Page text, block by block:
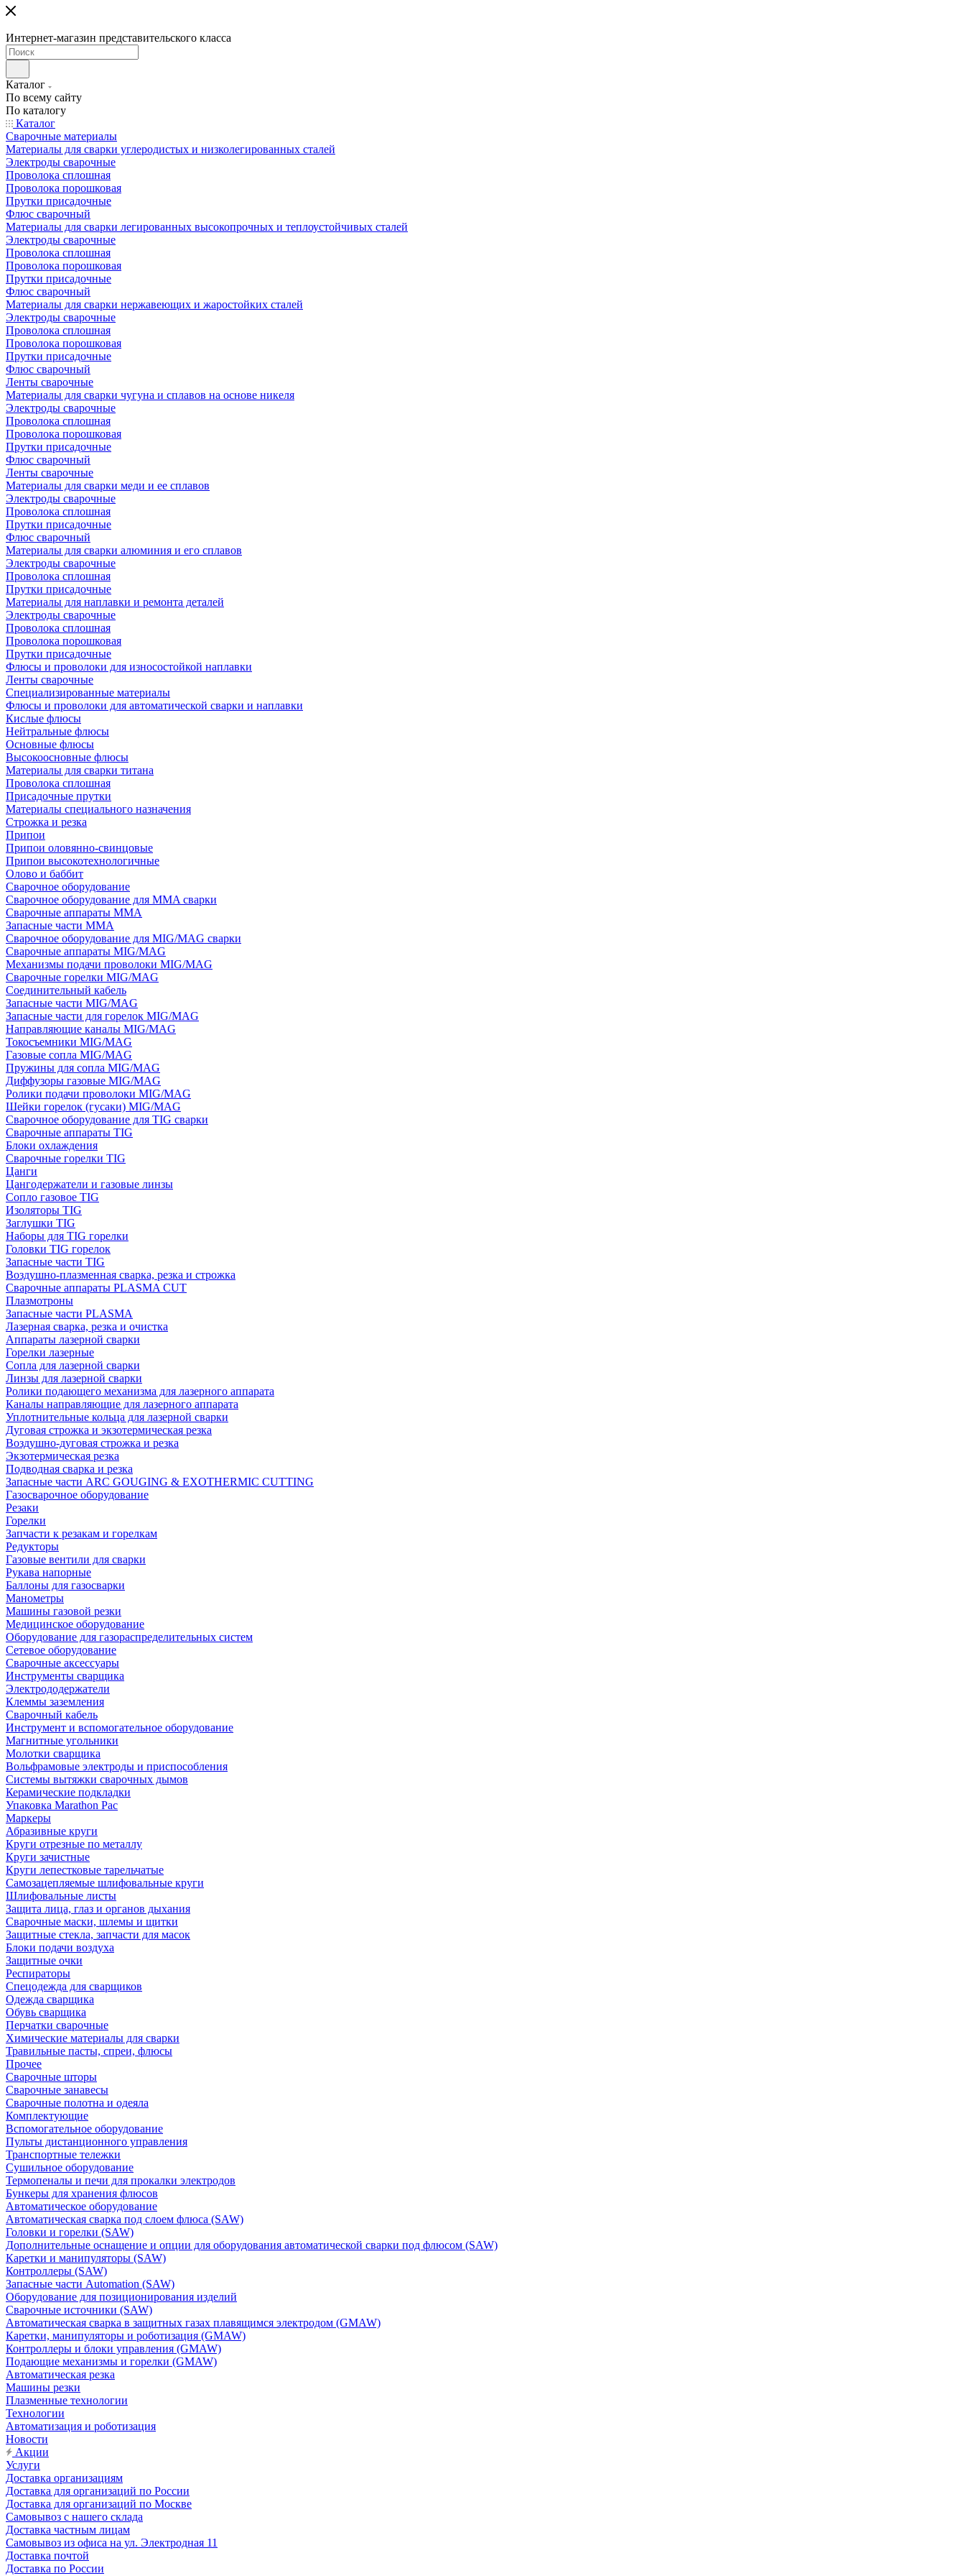
Интернет-магазин представительского класса
Каталог
По всему сайту
По каталогу
Каталог
Сварочные материалы
Материалы для сварки углеродистых и низколегированных сталей
Электроды сварочные
Проволока сплошная
Проволока порошковая
Прутки присадочные
Флюс сварочный
Материалы для сварки легированных высокопрочных и теплоустойчивых сталей
Электроды сварочные
Проволока сплошная
Проволока порошковая
Прутки присадочные
Флюс сварочный
Материалы для сварки нержавеющих и жаростойких сталей
Электроды сварочные
Проволока сплошная
Проволока порошковая
Прутки присадочные
Флюс сварочный
Ленты сварочные
Материалы для сварки чугуна и сплавов на основе никеля
Электроды сварочные
Проволока сплошная
Проволока порошковая
Прутки присадочные
Флюс сварочный
Ленты сварочные
Материалы для сварки меди и ее сплавов
Электроды сварочные
Проволока сплошная
Прутки присадочные
Флюс сварочный
Материалы для сварки алюминия и его сплавов
Электроды сварочные
Проволока сплошная
Прутки присадочные
Материалы для наплавки и ремонта деталей
Электроды сварочные
Проволока сплошная
Проволока порошковая
Прутки присадочные
Флюсы и проволоки для износостойкой наплавки
Ленты сварочные
Специализированные материалы
Флюсы и проволоки для автоматической сварки и наплавки
Кислые флюсы
Нейтральные флюсы
Основные флюсы
Высокоосновные флюсы
Материалы для сварки титана
Проволока сплошная
Присадочные прутки
Материалы специального назначения
Строжка и резка
Припои
Припои оловянно-свинцовые
Припои высокотехнологичные
Олово и баббит
Сварочное оборудование
Сварочное оборудование для MMA сварки
Сварочные аппараты MMA
Запасные части MMA
Сварочное оборудование для MIG/MAG сварки
Сварочные аппараты MIG/MAG
Механизмы подачи проволоки MIG/MAG
Сварочные горелки MIG/MAG
Соединительный кабель
Запасные части MIG/MAG
Запасные части для горелок MIG/MAG
Направляющие каналы MIG/MAG
Токосъемники MIG/MAG
Газовые сопла MIG/MAG
Пружины для сопла MIG/MAG
Диффузоры газовые MIG/MAG
Ролики подачи проволоки MIG/MAG
Шейки горелок (гусаки) MIG/MAG
Сварочное оборудование для TIG сварки
Сварочные аппараты TIG
Блоки охлаждения
Сварочные горелки TIG
Цанги
Цангодержатели и газовые линзы
Сопло газовое TIG
Изоляторы TIG
Заглушки TIG
Наборы для TIG горелки
Головки TIG горелок
Запасные части TIG
Воздушно-плазменная сварка, резка и строжка
Сварочные аппараты PLASMA CUT
Плазмотроны
Запасные части PLASMA
Лазерная сварка, резка и очистка
Аппараты лазерной сварки
Горелки лазерные
Сопла для лазерной сварки
Линзы для лазерной сварки
Ролики подающего механизма для лазерного аппарата
Каналы направляющие для лазерного аппарата
Уплотнительные кольца для лазерной сварки
Дуговая строжка и экзотермическая резка
Воздушно-дуговая строжка и резка
Экзотермическая резка
Подводная сварка и резка
Запасные части ARC GOUGING & EXOTHERMIC CUTTING
Газосварочное оборудование
Резаки
Горелки
Запчасти к резакам и горелкам
Редукторы
Газовые вентили для сварки
Рукава напорные
Баллоны для газосварки
Манометры
Машины газовой резки
Медицинское оборудование
Оборудование для газораспределительных систем
Сетевое оборудование
Сварочные аксессуары
Инструменты сварщика
Электрододержатели
Клеммы заземления
Сварочный кабель
Инструмент и вспомогательное оборудование
Магнитные угольники
Молотки сварщика
Вольфрамовые электроды и приспособления
Системы вытяжки сварочных дымов
Керамические подкладки
Упаковка Marathon Pac
Маркеры
Абразивные круги
Круги отрезные по металлу
Круги зачистные
Круги лепестковые тарельчатые
Самозацепляемые шлифовальные круги
Шлифовальные листы
Защита лица, глаз и органов дыхания
Сварочные маски, шлемы и щитки
Защитные стекла, запчасти для масок
Блоки подачи воздуха
Защитные очки
Респираторы
Спецодежда для сварщиков
Одежда сварщика
Обувь сварщика
Перчатки сварочные
Химические материалы для сварки
Травильные пасты, спреи, флюсы
Прочее
Сварочные шторы
Сварочные занавесы
Сварочные полотна и одеяла
Комплектующие
Вспомогательное оборудование
Пульты дистанционного управления
Транспортные тележки
Сушильное оборудование
Термопеналы и печи для прокалки электродов
Бункеры для хранения флюсов
Автоматическое оборудование
Автоматическая сварка под слоем флюса (SAW)
Головки и горелки (SAW)
Дополнительные оснащение и опции для оборудования автоматической сварки под флюсом (SAW)
Каретки и манипуляторы (SAW)
Контроллеры (SAW)
Запасные части Automation (SAW)
Оборудование для позиционирования изделий
Сварочные источники (SAW)
Автоматическая сварка в защитных газах плавящимся электродом (GMAW)
Каретки, манипуляторы и роботизация (GMAW)
Контроллеры и блоки управления (GMAW)
Подающие механизмы и горелки (GMAW)
Автоматическая резка
Машины резки
Плазменные технологии
Технологии
Автоматизация и роботизация
Новости
Акции
Услуги
Доставка организациям
Доставка для организаций по России
Доставка для организаций по Москве
Самовывоз с нашего склада
Доставка частным лицам
Самовывоз из офиса на ул. Электродная 11
Доставка почтой
Доставка по России